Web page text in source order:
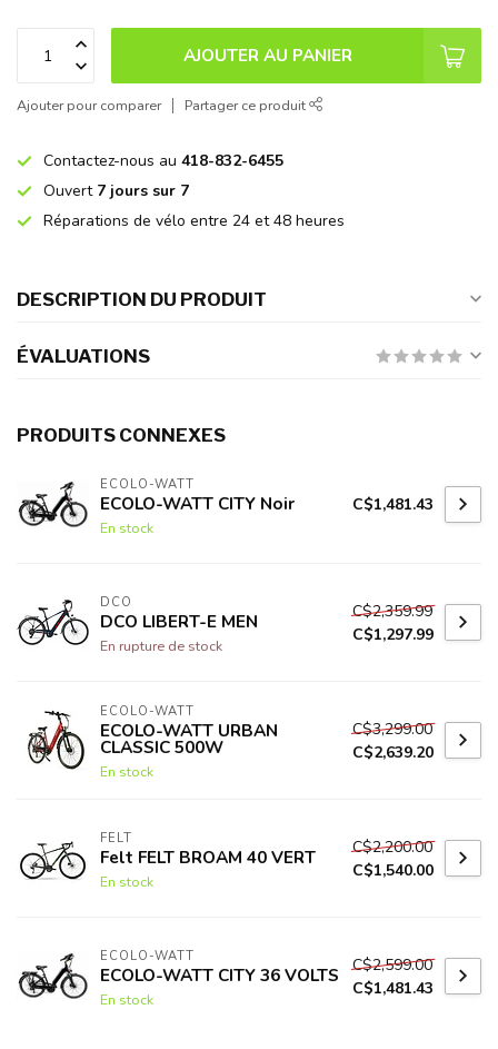
AJOUTER AU PANIER
Ajouter pour comparer Partager ce produit
Contactez-nous au 418-832-6455
Ouvert 7 jours sur 7
Réparations de vélo entre 24 et 48 heures
DESCRIPTION DU PRODUIT
ÉVALUATIONS
PRODUITS CONNEXES
ECOLO-WATT
ECOLO-WATT CITY Noir
En stock
C$1,481.43
DCO
DCO LIBERT-E MEN
En rupture de stock
C$2,359.99
C$1,297.99
ECOLO-WATT
ECOLO-WATT URBAN
CLASSIC 500W
En stock
C$3,299.00
C$2,639.20
FELT
Felt FELT BROAM 40 VERT
En stock
C$2,200.00
C$1,540.00
ECOLO-WATT
ECOLO-WATT CITY 36 VOLTS
En stock
C$2,599.00
C$1,481.43